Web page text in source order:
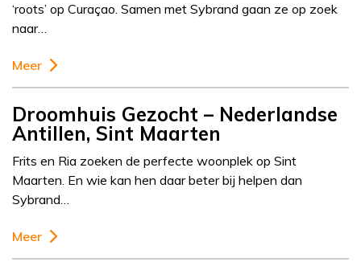
‘roots’ op Curaçao. Samen met Sybrand gaan ze op zoek
naar…
Meer
Droomhuis Gezocht – Nederlandse
Antillen, Sint Maarten
Frits en Ria zoeken de perfecte woonplek op Sint
Maarten. En wie kan hen daar beter bij helpen dan
Sybrand…
Meer